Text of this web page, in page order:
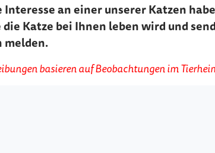
Interesse an einer unserer Katzen
Katze bei Ihnen leben wird und
melden.
basieren auf Beobachtungen im